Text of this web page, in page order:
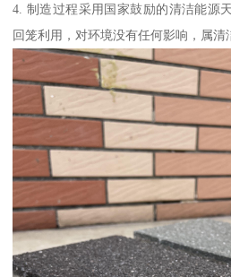
4. 制造过程采用国家鼓励的清洁能源
回笼利用，对环境没有任何影响，属清